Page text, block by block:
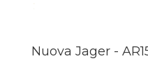
Nuova Jager -